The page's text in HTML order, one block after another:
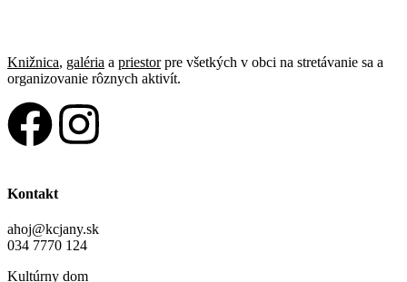
Knižnica, galéria a priestorpre všetkých v obci na stretávanie sa a
organizovanie rôznych aktivít.
Kontakt
ahoj@kcjany.sk
034 7770 124
Kultúrny dom